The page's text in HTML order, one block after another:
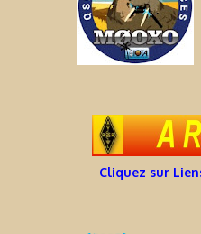
Cliquez sur